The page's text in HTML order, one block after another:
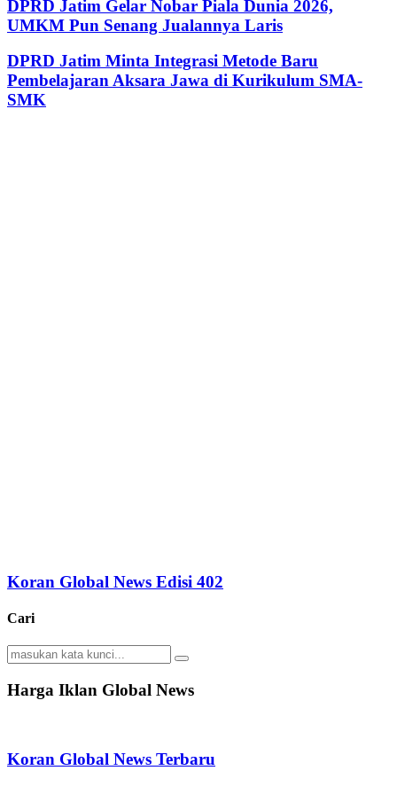
DPRD Jatim Gelar Nobar Piala Dunia 2026,
UMKM Pun Senang Jualannya Laris
DPRD Jatim Minta Integrasi Metode Baru
Pembelajaran Aksara Jawa di Kurikulum SMA-
SMK
Koran Global News Edisi 402
Cari
Search
for:
Search
Harga Iklan Global News
Koran Global News Terbaru